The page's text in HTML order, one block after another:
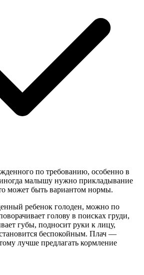
по требованию, особенно в
малышу нужно прикладывание
может быть вариантом нормы.
ребенок голоден, можно по
голову в поисках груди,
губы, подносит руки к лицу,
беспокойным. Плач —
лучше предлагать кормление